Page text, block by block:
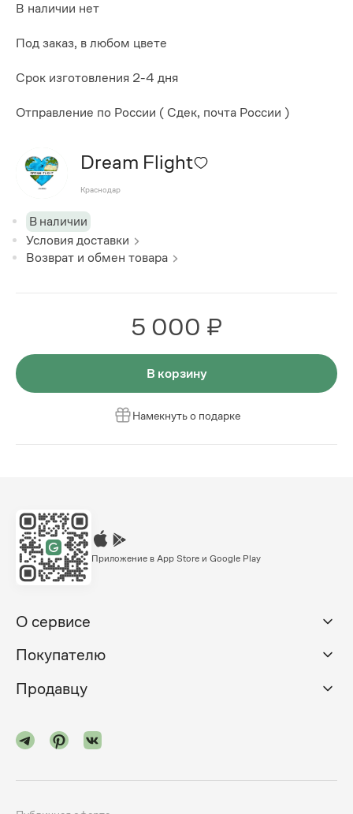
В наличии нет
Под заказ, в любом цвете
Срок изготовления 2-4 дня
Отправление по России ( Сдек, почта России )
Dream Flight
Краснодар
В наличии
Условия доставки
Возврат и обмен товара
5 000 ₽
В корзину
Намекнуть о подарке
Приложение в App Store и Google Play
О сервисе
Покупателю
Продавцу